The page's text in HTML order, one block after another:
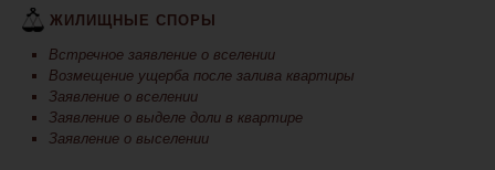
ЖИЛИЩНЫЕ СПОРЫ
Встречное заявление о вселении
Возмещение ущерба после залива квартиры
Заявление о вселении
Заявление о выделе доли в квартире
Заявление о выселении